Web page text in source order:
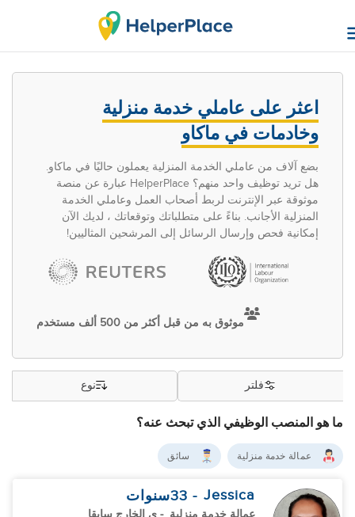
اعثر على عاملي خدمة منزلية
وخادمات في ماكاو
بضع آلاف من عاملي الخدمة المنزلية يعملون حاليًا في ماكاو.
هل تريد توظيف واحد منهم؟ HelperPlace عبارة عن منصة
موثوقة عبر الإنترنت لربط أصحاب العمل وعاملي الخدمة
المنزلية الأجانب. بناءً على متطلباتك وتوقعاتك ، لديك الآن
إمكانية فحص وإرسال الرسائل إلى المرشحين المثاليين!
موثوق به من قبل أكثر من 500 ألف مستخدم
ما هو المنصب الوظيفي الذي تبحث عنه؟
فلتر نوع
عمالة خدمة منزلية سائق
Jessica
- 33 سنوات
عمالة خدمة منزلية - ي الخارج سابقا